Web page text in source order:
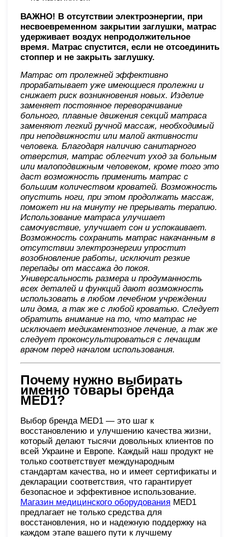
ВАЖНО! В отсутствии электроэнергии, при
несвоевременном закрытии заглушки, матрас
удерживает воздух непродолжительное
время. Матрас спустится, если не отсоединить
стоппер и не закрыть заглушку.
Матрас от пролежней эффективно
прорабатывает уже имеющиеся пролежни и
снижает риск возникновения новых. Изделие
заменяет постоянное переворачивание
больного, плавные движения секций матраса
заменяют легкий ручной массаж, необходимый
при неподвижности или малой активности
человека. Благодаря наличию санитарного
отверстия, матрас облегчит уход за больным
или малоподвижным человеком, кроме того это
даст возможность применить матрас с
большим количеством кроватей. Возможность
опустить ноги, при этом продолжать массаж,
поможет ни на минуту не прерывать терапию.
Использование матраса улучшает
самочувствие, улучшает сон и успокаивает.
Возможность сохранить матрас накачанным в
отсутствии электроэнергии упростит
возобновление работы, исключит резкие
перепады от массажа до покоя.
Универсальность размера и продуманность
всех деталей и функций дают возможность
использовать в любом лечебном учреждении
или дома, а так же с любой кроватью. Следует
обратить внимание на то, что матрас не
исключает медикаментозное лечение, а так же
следует проконсультироваться с лечащим
врачом перед началом использования.
Почему нужно выбирать
именно товары бренда
MED1?
Выбор бренда MED1 — это шаг к
восстановлению и улучшению качества жизни,
который делают тысячи довольных клиентов по
всей Украине и Европе. Каждый наш продукт не
только соответствует международным
стандартам качества, но и имеет сертификаты и
декларации соответствия, что гарантирует
безопасное и эффективное использование.
Магазин медицинского оборудования MED1
предлагает не только средства для
восстановления, но и надежную поддержку на
каждом этапе вашего пути к лучшему